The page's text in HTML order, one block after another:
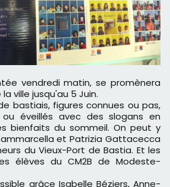
ville jusqu'au 5 Juin.
bastiais, figures connues ou pas,
éveillés avec des slogans en
bienfaits du sommeil. On peut y
et Patrizia Gattacecca
du Vieux-Port de Bastia. Et les
élèves du CM2B de Modeste-
grâce Isabelle Béziers, Anne­